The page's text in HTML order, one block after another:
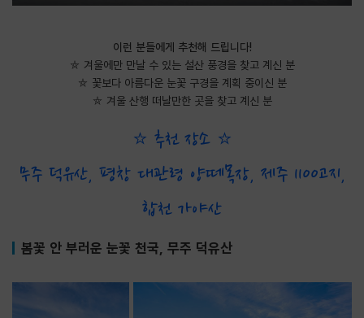
이런 분들에게 추천해 드립니다!
⛤ 겨울에만 만날 수 있는 설산 풍경을 찾고 계신 분
⛤ 꽃보다 아름다운 눈꽃 구경을 계획 중이신 분
⛤ 겨울 산행 떠날만한 곳을 찾고 계신 분
⭐ 추천 장소 ⭐
무주 덕유산, 평창 대관령 양떼목장, 제주 1100고지,
합천 가야산
봄꽃 안 부러운 눈꽃 천국, 무주 덕유산